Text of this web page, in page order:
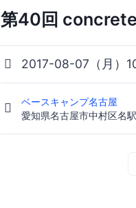
第40回
2017-08-07（月）
ベースキャンプ名古屋
愛知県名古屋市中村区名